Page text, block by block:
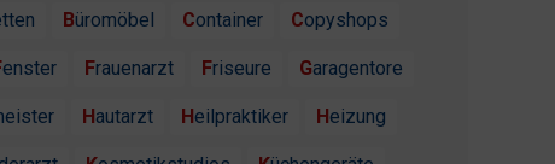
Büromöbel Container Copyshops
Fenster Frauenarzt Friseure Garagentore
Hautarzt Heilpraktiker Heizung